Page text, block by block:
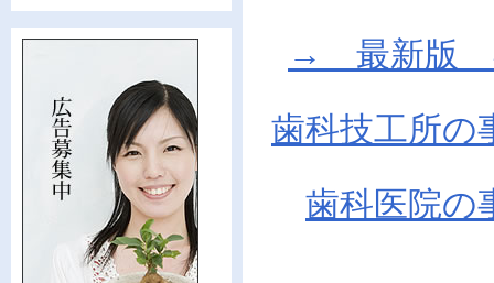
→ 最新版
歯科技工所の
歯科医院の